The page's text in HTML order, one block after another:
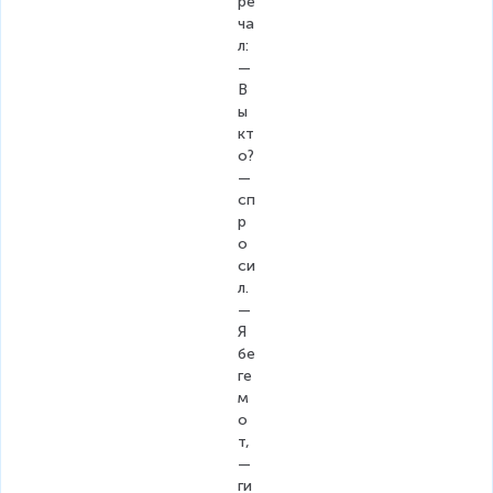
ча
л:
—
В
ы
кт
о?
—
сп
р
о
си
л.
—
Я
бе
ге
м
о
т,
—
ги